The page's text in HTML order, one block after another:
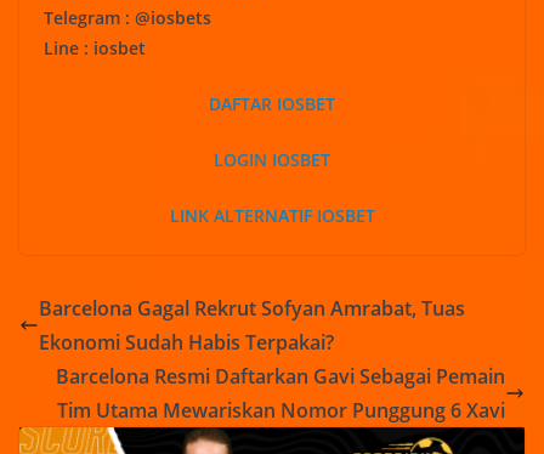
Telegram : @iosbets
Line : iosbet
DAFTAR IOSBET
LOGIN IOSBET
LINK ALTERNATIF IOSBET
Barcelona Gagal Rekrut Sofyan Amrabat, Tuas
Ekonomi Sudah Habis Terpakai?
Barcelona Resmi Daftarkan Gavi Sebagai Pemain
Tim Utama Mewariskan Nomor Punggung 6 Xavi